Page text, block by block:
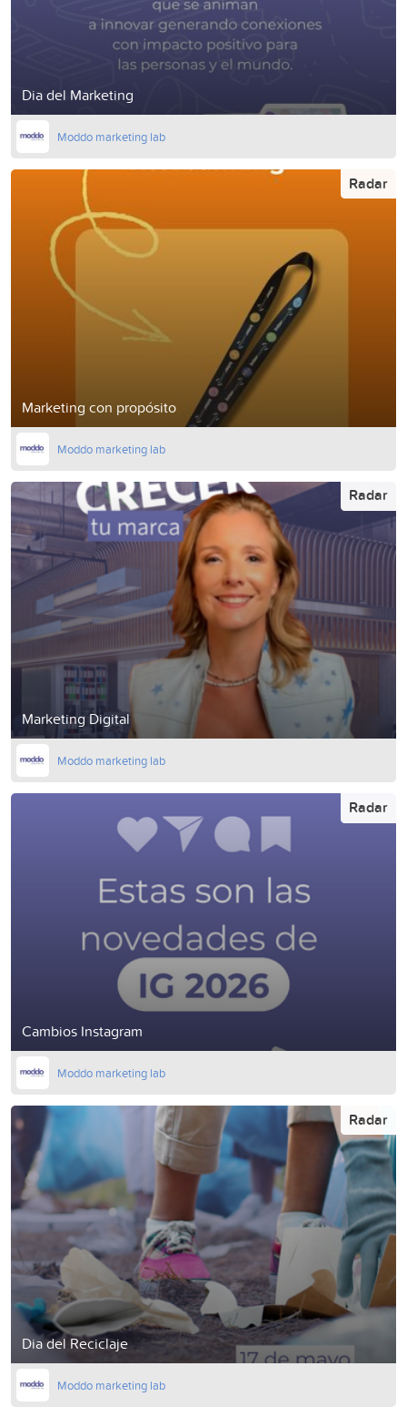
Dia del Marketing
Moddo marketing lab
Marketing con propósito
Radar
Moddo marketing lab
Marketing Digital
Radar
Moddo marketing lab
Cambios Instagram
Radar
Moddo marketing lab
Dia del Reciclaje
Radar
Moddo marketing lab